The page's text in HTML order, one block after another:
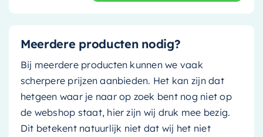
Meerdere producten nodig?
Bij meerdere producten kunnen we vaak
scherpere prijzen aanbieden. Het kan zijn dat
hetgeen waar je naar op zoek bent nog niet op
de webshop staat, hier zijn wij druk mee bezig.
Dit betekent natuurlijk niet dat wij het niet